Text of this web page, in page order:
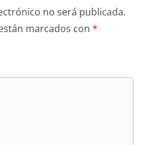
no será publicada.
marcados con *